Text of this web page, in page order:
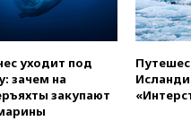
уходит под
зачем на
закупают